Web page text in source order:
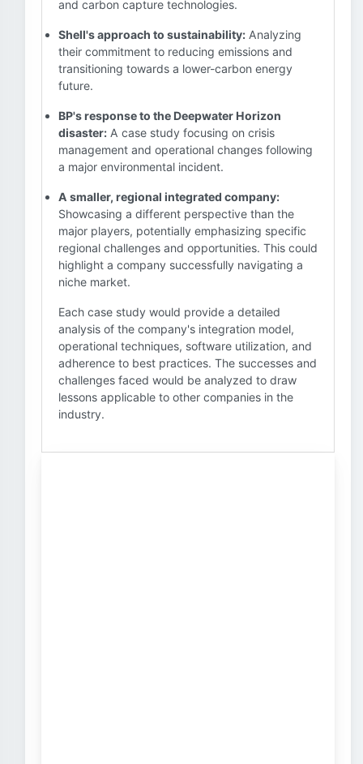
and carbon capture technologies.
Shell's approach to sustainability: Analyzing
their commitment to reducing emissions and
transitioning towards a lower-carbon energy
future.
BP's response to the Deepwater Horizon
disaster: A case study focusing on crisis
management and operational changes following
a major environmental incident.
A smaller, regional integrated company:
Showcasing a different perspective than the
major players, potentially emphasizing specific
regional challenges and opportunities. This could
highlight a company successfully navigating a
niche market.
Each case study would provide a detailed
analysis of the company's integration model,
operational techniques, software utilization, and
adherence to best practices. The successes and
challenges faced would be analyzed to draw
lessons applicable to other companies in the
industry.